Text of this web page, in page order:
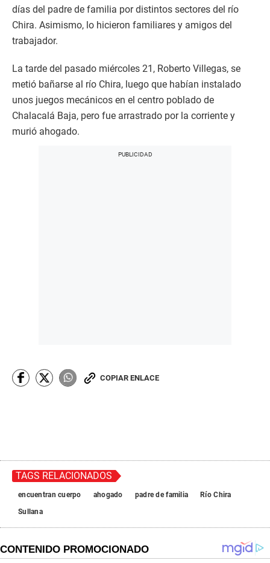
días del padre de familia por distintos sectores del río
Chira. Asimismo, lo hicieron familiares y amigos del
trabajador.
La tarde del pasado miércoles 21, Roberto Villegas, se
metió bañarse al río Chira, luego que habían instalado
unos juegos mecánicos en el centro poblado de
Chalacalá Baja, pero fue arrastrado por la corriente y
murió ahogado.
COPIAR ENLACE
TAGS RELACIONADOS
encuentran cuerpo ahogado padre de familia
Río Chira
Sullana